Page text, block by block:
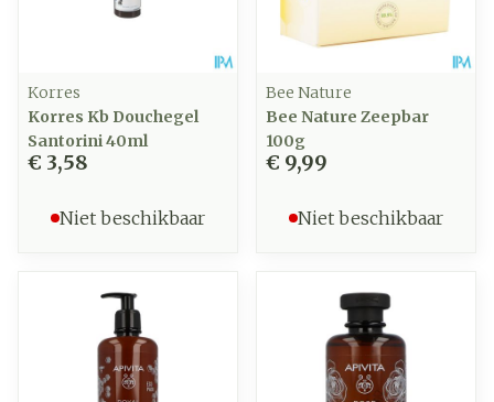
Korres
Korres Kb Douchegel
Santorini 40ml
€ 3,58
Niet beschikbaar
Bee Nature
Bee Nature Zeepbar
100g
€ 9,99
Niet beschikbaar